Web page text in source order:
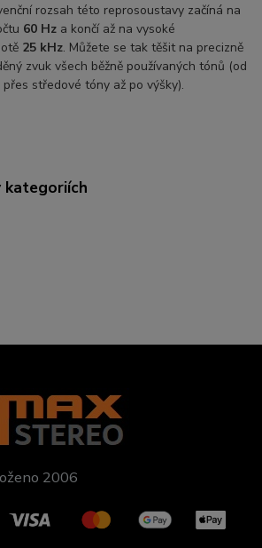
rozsah této reprosoustavy začíná na
60 Hz a končí až na vysoké
25 kHz. Můžete se tak těšit na precizně
zvuk všech běžně používaných tónů (od
přes středové tóny až po výšky).
kategoriích
2006